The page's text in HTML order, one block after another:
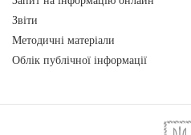
Звіти
Методичні матеріали
Облік публічної інформації